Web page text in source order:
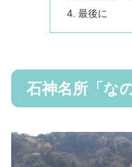
最後に
石神名所「な